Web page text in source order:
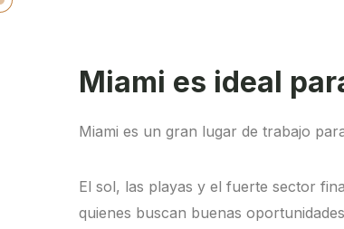
Miami es ideal
Miami es un gran lugar de trabajo
El sol, las playas y el fuerte sector
quienes buscan buenas